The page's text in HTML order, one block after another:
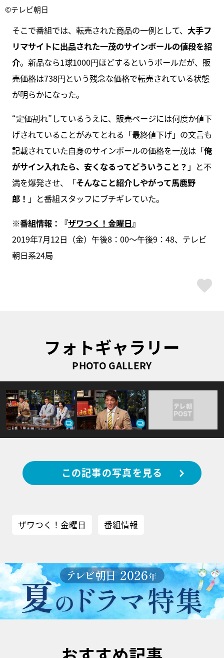
©テレビ朝日
そこで番組では、転売された商品の一例として、 大手フ
リマサイトに出品された一茂のサインボールの値段を紹
介。新品なら1球1000円ほどするというボールだが、販
売価格は738円という残念な価格で転売されている状態
が明らかになった。
“定価割れ”しているうえに、販売ページには何度か値下
げされていることがみてとれる「最終値下げ」の文言も
記載されていた自身のサインボールの価格を一茂は「俺
がサイン入れたら、安くなるってどういうこと？ 」と不
満を爆発させ、「そんなこと紹介しやがって馬鹿野
郎！ 」と番組スタッフにブチギレていた。
※番組情報：『ザワつく！金曜日 』
2019年7月12日（金）午後8：00～午後9：48、テレビ
朝日系24局
フォトギャラリー
PHOTO GALLERY
この記事の写真を見る
ザワつく！金曜日 番組情報